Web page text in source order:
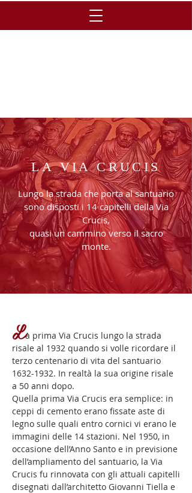
LA VIA CRUCIS
Lungo la strada che porta al santuario
sono disposti i 14 capitelli della Via
Crucis,
quasi un cammino verso il sacro
monte.
La prima Via Crucis lungo la strada
risale al 1932 quando si volle ricordare il
terzo centenario di vita del santuario
1632-1932. In realtà la sua origine risale
a 50 anni dopo.
Quella prima Via Crucis era semplice: in
ceppi di cemento erano fissate aste di
legno sulle quali entro cornici vi erano le
immagini delle 14 stazioni. Nel 1950, in
occasione dell’Anno Santo e in previsione
dell’ampliamento del santuario, la Via
Crucis fu rinnovata con gli attuali capitelli
disegnati dall’architetto Giovanni Tiella e